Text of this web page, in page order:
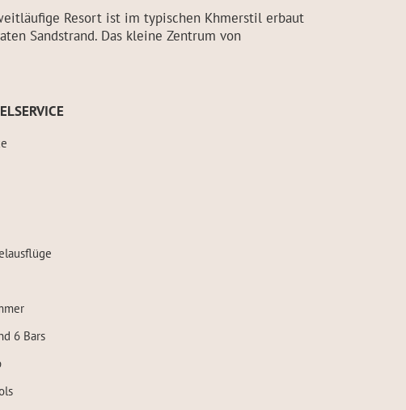
Resort ist im typischen Khmerstil erbaut
Sandstrand. Das kleine Zentrum von
6 Bars